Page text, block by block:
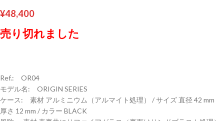
¥48,400
売り切れました
Ref.: OR04
モデル名: ORIGIN SERIES
ケース: 素材 アルミニウム（アルマイト処理） / サイズ 直径 42 mm
厚さ 12 mm / カラー BLACK